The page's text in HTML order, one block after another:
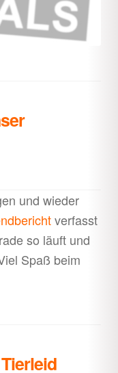
und wieder
verfasst
so läuft und
Spaß beim